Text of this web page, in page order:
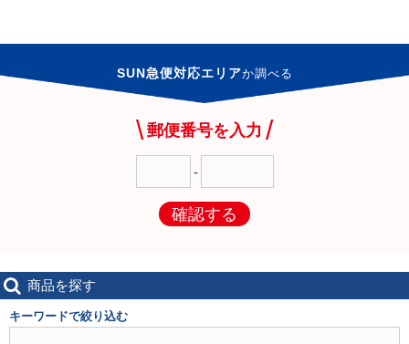
SUN急便対応エリアか調べる
郵便番号を入力
-
確認する
商品を探す
キーワードで絞り込む